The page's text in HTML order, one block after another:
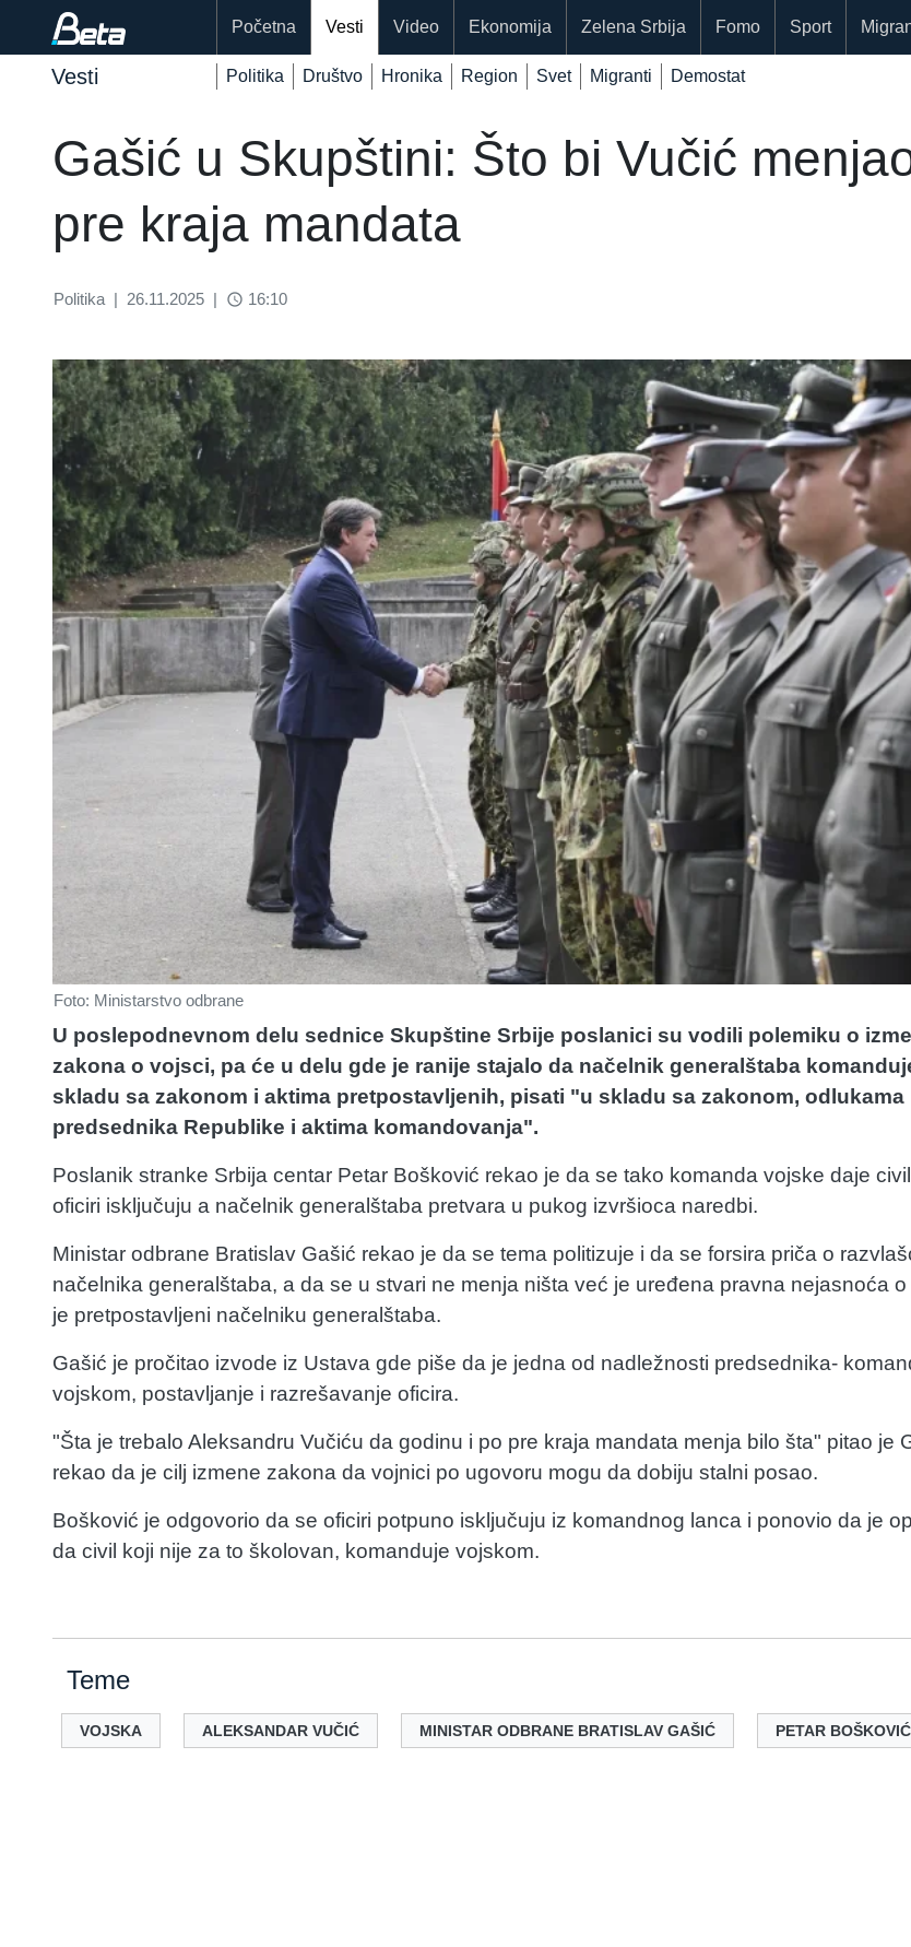
Početna Vesti Video Ekonomija Zelena Srbija Fomo Sport
Vesti Politika Društvo Hronika Region Svet Migranti Demostat
Gašić u Skupštini: Što bi Vučić
pre kraja mandata
Politika | 26.11.2025 | access_time 16:10
Foto: Ministarstvo odbrane
U poslepodnevnom delu sednice Skupštine Srbije poslanici su vodili polemiku o
zakona o vojsci, pa će u delu gde je ranije stajalo da načelnik generalštaba
skladu sa zakonom i aktima pretpostavljenih, pisati "u skladu sa zakonom, odlukama
predsednika Republike i aktima komandovanja".
Poslanik stranke Srbija centar Petar Bošković rekao je da se tako komanda vojske daje
oficiri isključuju a načelnik generalštaba pretvara u pukog izvršioca naredbi.
Ministar odbrane Bratislav Gašić rekao je da se tema politizuje i da se forsira priča o
načelnika generalštaba, a da se u stvari ne menja ništa već je uređena pravna nejasnoća o
je pretpostavljeni načelniku generalštaba.
Gašić je pročitao izvode iz Ustava gde piše da je jedna od nadležnosti predsednika-
vojskom, postavljanje i razrešavanje oficira.
"Šta je trebalo Aleksandru Vučiću da godinu i po pre kraja mandata menja bilo šta" pitao je
rekao da je cilj izmene zakona da vojnici po ugovoru mogu da dobiju stalni posao.
Bošković je odgovorio da se oficiri potpuno isključuju iz komandnog lanca i ponovio da je
da civil koji nije za to školovan, komanduje vojskom.
Teme
VOJSKA ALEKSANDAR VUČIĆ MINISTAR ODBRANE BRATISLAV GAŠIĆ PETAR BOŠKOVIĆ